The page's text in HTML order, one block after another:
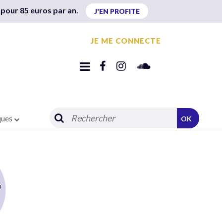
85 euros par an. J'EN PROFITE
JE ME CONNECTE
OK